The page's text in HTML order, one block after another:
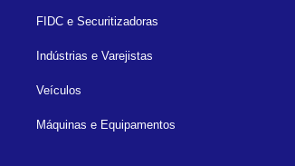
FIDC e Securitizadoras
Indústrias e Varejistas
Veículos
Máquinas e Equipamentos